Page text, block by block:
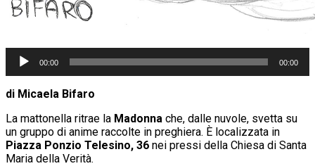
Audio
Player
00:00 00:00
di Micaela Bifaro
La mattonella ritrae la Madonna che, dalle nuvole, svetta su
un gruppo di anime raccolte in preghiera. È localizzata in
Piazza Ponzio Telesino, 36 nei pressi della Chiesa di Santa
Maria della Verità.